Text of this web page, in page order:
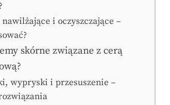
i oczyszczające –
skórne związane z cerą
wypryski i przesuszenie –